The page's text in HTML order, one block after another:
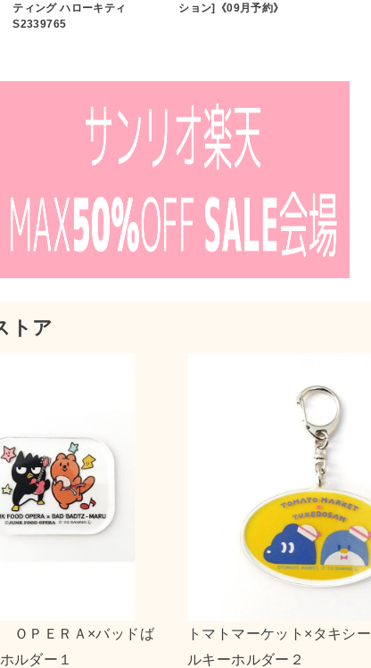
ティング ハローキティ
S2339765
ション]《09月予約》
トア
ルツインスターズ キャンバ
ｎｓｎ×ポチャッコ
２